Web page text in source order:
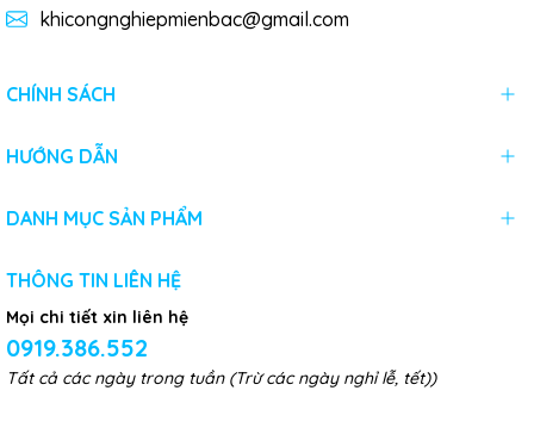
khicongnghiepmienbac@gmail.com
CHÍNH SÁCH
HƯỚNG DẪN
DANH MỤC SẢN PHẨM
THÔNG TIN LIÊN HỆ
Mọi chi tiết xin liên hệ
0919.386.552
Tất cả các ngày trong tuần (Trừ các ngày nghỉ lễ, tết))